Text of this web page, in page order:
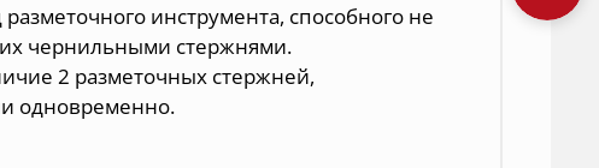
инструмента, способного не
их чернильными стержнями.
2 разметочных стержней,
одновременно.